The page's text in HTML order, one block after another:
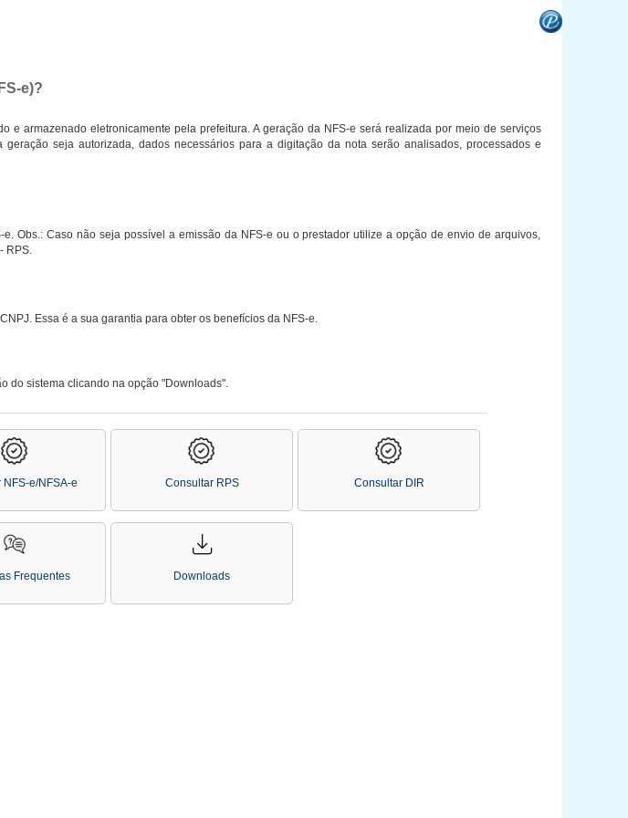
e)?
e armazenado eletronicamente pela prefeitura. A geração da NFS-e será realizada por meio de serviços
seja autorizada, dados necessários para a digitação da nota serão analisados, processados e
Obs.: Caso não seja possível a emissão da NFS-e ou o prestador utilize a opção de envio de arquivos,
RPS.
Essa é a sua garantia para obter os benefícios da NFS-e.
do sistema clicando na opção "Downloads".
e/NFSA-e Consultar RPS Consultar DIR
Frequentes Downloads